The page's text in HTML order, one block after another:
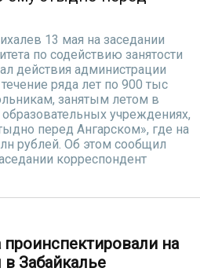
13 мая на заседании
по содействию занятости
действия администрации
ряда лет по 900 тыс
занятым летом в
учреждениях,
перед Ангарском», где на
рублей. Об этом сообщил
корреспондент
на
Забайкалье